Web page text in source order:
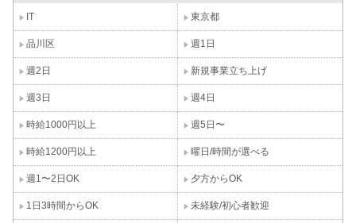
IT 東京都
品川区 週1日
週2日 新規事業立ち上げ
週3日 週4日
時給1000円以上 週5日〜
時給1200円以上 曜日/時間が選べる
週1〜2日OK 夕方からOK
1日3時間からOK 未経験/初心者歓迎